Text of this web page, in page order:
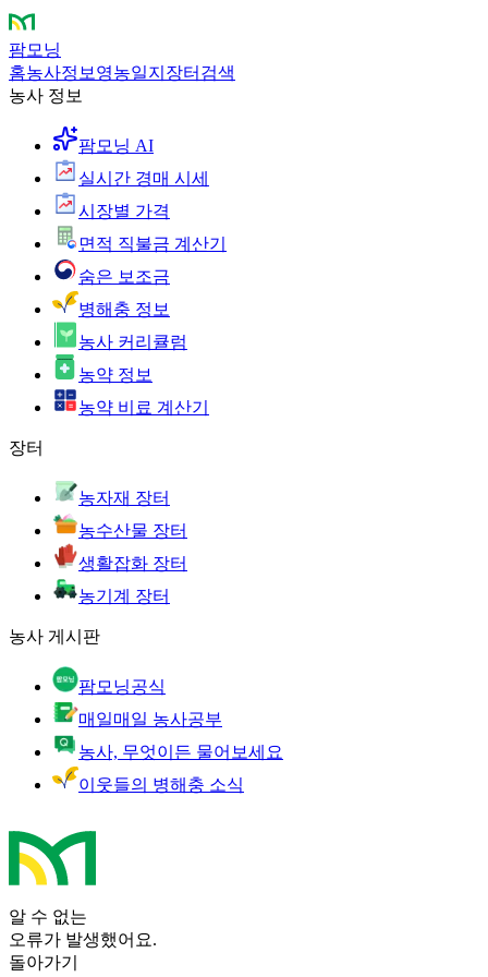
팜모닝
홈농사정보 영농일지 장터 검색
농사 정보
팜모닝 AI
실시간 경매 시세
시장별 가격
면적 직불금 계산기
숨은 보조금
병해충 정보
농사 커리큘럼
농약 정보
농약 비료 계산기
장터
농자재 장터
농수산물 장터
생활잡화 장터
농기계 장터
농사 게시판
팜모닝공식
매일매일 농사공부
농사, 무엇이든 물어보세요
이웃들의 병해충 소식
알 수 없는
오류가 발생했어요.
돌아가기